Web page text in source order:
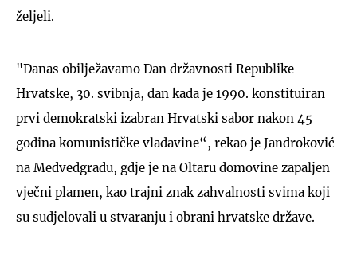
željeli.
"Danas obilježavamo Dan državnosti Republike
Hrvatske, 30. svibnja, dan kada je 1990. konstituiran
prvi demokratski izabran Hrvatski sabor nakon 45
godina komunističke vladavine“, rekao je Jandroković
na Medvedgradu, gdje je na Oltaru domovine zapaljen
vječni plamen, kao trajni znak zahvalnosti svima koji
su sudjelovali u stvaranju i obrani hrvatske države.